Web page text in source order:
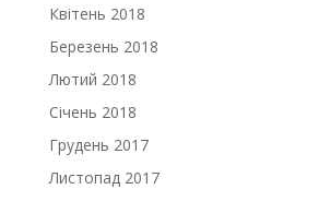
Квітень 2018
Березень 2018
Лютий 2018
Січень 2018
Грудень 2017
Листопад 2017